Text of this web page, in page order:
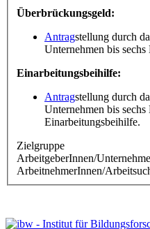
Überbrückungsgeld:
Antragstellung durch
Unternehmen bis
Einarbeitungsbeihilfe:
Antragstellung durch
Unternehmen bis
Einarbeitungsbeihilfe.
Zielgruppe
ArbeitgeberInnen/
ArbeitnehmerInnen/